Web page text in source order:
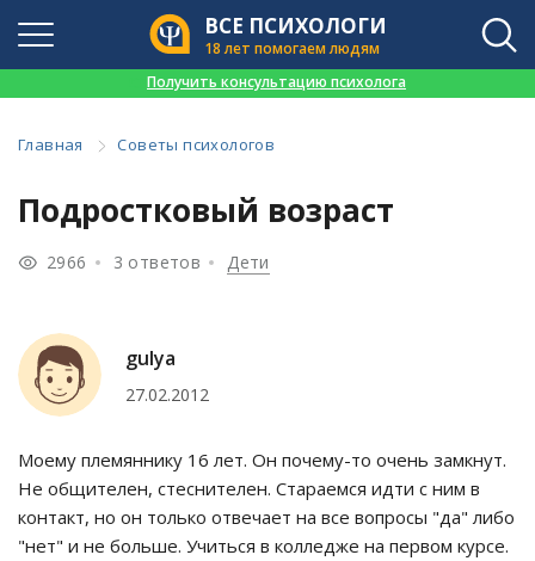
ВСЕ ПСИХОЛОГИ
18 лет помогаем людям
Получить консультацию психолога
Главная Советы психологов
Подростковый возраст
2966 3 ответов Дети
gulya
27.02.2012
Моему племяннику 16 лет. Он почему-то очень замкнут.
Не общителен, стеснителен. Стараемся идти с ним в
контакт, но он только отвечает на все вопросы "да" либо
"нет" и не больше. Учиться в колледже на первом курсе.